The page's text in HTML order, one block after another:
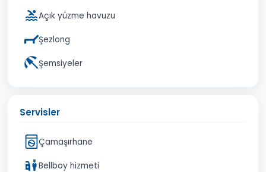
Açık yüzme havuzu
Şezlong
Şemsiyeler
Servisler
Çamaşırhane
Bellboy hizmeti